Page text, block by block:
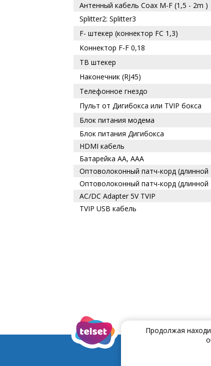
Продолжая
Антенный кабель Coax M-F (1,5 - 2m )
Splitter2: Splitter3
F- штекер (коннектор FC 1,3)
Коннектор F-F 0,18
ТВ штекер
Наконечник (RJ45)
Телефонное гнездо
Пульт от Дигибокса или TVIP бокса
Блок питания модема
Блок питания Дигибокса
HDMI кабель
Батарейка AA, AAA
Оптоволоконный патч-корд (длинной
Оптоволоконный патч-корд (длинной
AC/DC Adapter 5V TVIP
TVIP USB кабель